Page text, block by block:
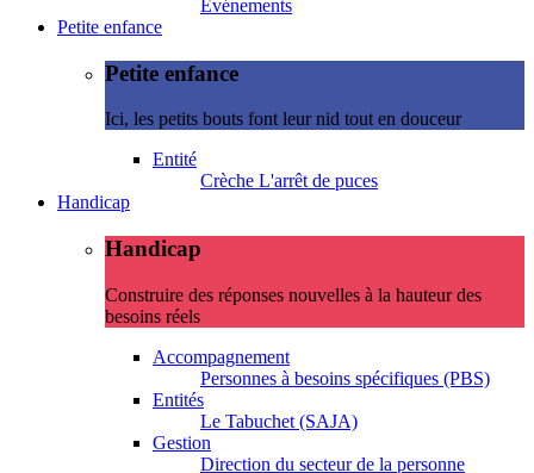
Evénements
Petite enfance
Petite enfance
Ici, les petits bouts font leur nid tout en douceur
Entité
Crèche L'arrêt de puces
Handicap
Handicap
Construire des réponses nouvelles à la hauteur des
besoins réels
Accompagnement
Personnes à besoins spécifiques (PBS)
Entités
Le Tabuchet (SAJA)
Gestion
Direction du secteur de la personne